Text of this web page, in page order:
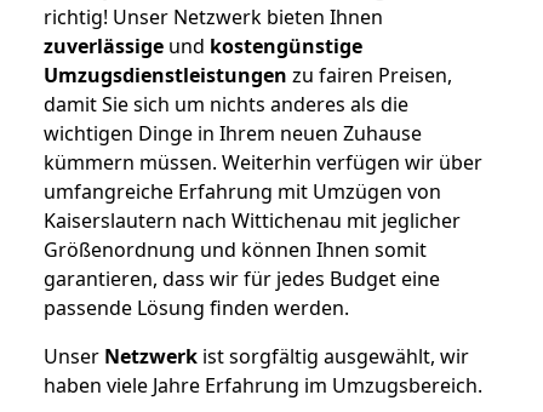
richtig! Unser Netzwerk bieten Ihnen
zuverlässige und kostengünstige
Umzugsdienstleistungen zu fairen Preisen,
damit Sie sich um nichts anderes als die
wichtigen Dinge in Ihrem neuen Zuhause
kümmern müssen. Weiterhin verfügen wir über
umfangreiche Erfahrung mit Umzügen von
Kaiserslautern nach Wittichenau mit jeglicher
Größenordnung und können Ihnen somit
garantieren, dass wir für jedes Budget eine
passende Lösung finden werden.
Unser Netzwerk ist sorgfältig ausgewählt, wir
haben viele Jahre Erfahrung im Umzugsbereich.